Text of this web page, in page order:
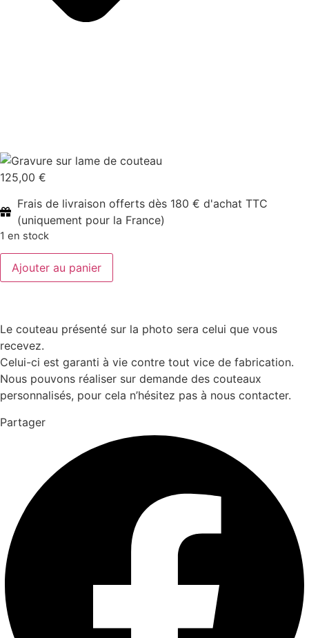
125,00 €
Frais de livraison offerts dès 180 € d'achat TTC
(uniquement pour la France)
1 en stock
quantité
de
Laguiole
pièce
2
mitres
inox
bois
de
genévrier
Ajouter au panier
Le couteau présenté sur la photo sera celui que vous
recevez.
Celui-ci est garanti à vie contre tout vice de fabrication.
Nous pouvons réaliser sur demande des couteaux
personnalisés, pour cela n’hésitez pas à nous contacter.
Partager